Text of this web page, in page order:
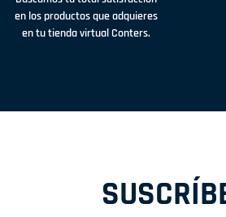
en los productos que adquieres
en tu tienda virtual Conters.